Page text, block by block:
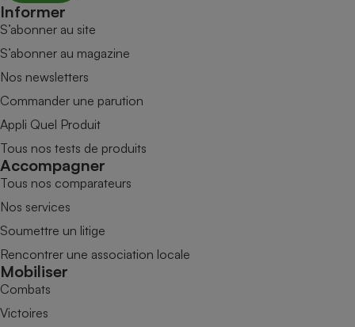
Informer
S’abonner au site
S’abonner au magazine
Nos newsletters
Commander une parution
Appli Quel Produit
Tous nos tests de produits
Accompagner
Tous nos comparateurs
Nos services
Soumettre un litige
Rencontrer une association locale
Mobiliser
Combats
Victoires